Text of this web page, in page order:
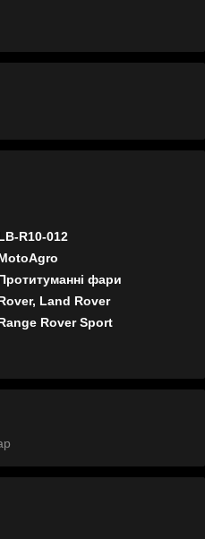
R10-012
фари
Land Rover
Rover Sport